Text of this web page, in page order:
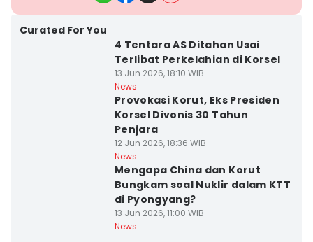
Curated For You
4 Tentara AS Ditahan Usai
Terlibat Perkelahian di Korsel
13 Jun 2026, 18:10 WIB
News
Provokasi Korut, Eks Presiden
Korsel Divonis 30 Tahun
Penjara
12 Jun 2026, 18:36 WIB
News
Mengapa China dan Korut
Bungkam soal Nuklir dalam KTT
di Pyongyang?
13 Jun 2026, 11:00 WIB
News